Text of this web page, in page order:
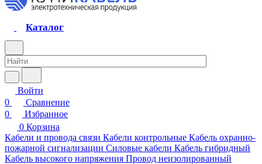
Каталог
Войти
0
Сравнение
0
Избранное
0 Корзина
Кабели и провода связи Кабели контрольные Кабель охранно-
пожарной сигнализации Силовые кабели Кабель гибридный
Кабель высокого напряжения Провод неизолированный